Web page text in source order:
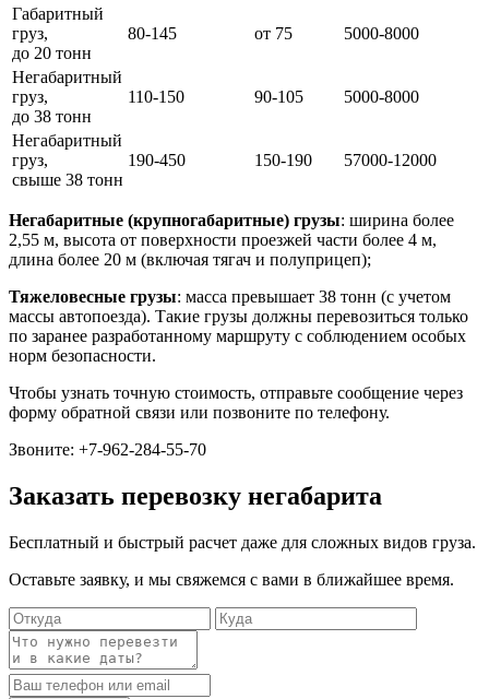
Габаритный
груз,
до 20 тонн
80-145 от 75 5000-8000
Негабаритный
груз,
до 38 тонн
110-150 90-105 5000-8000
Негабаритный
груз,
свыше 38 тонн
190-450 150-190 57000-12000
Негабаритные (крупногабаритные) грузы: ширина более
2,55 м, высота от поверхности проезжей части более 4 м,
длина более 20 м (включая тягач и полуприцеп);
Тяжеловесные грузы: масса превышает 38 тонн (с учетом
массы автопоезда). Такие грузы должны перевозиться только
по заранее разработанному маршруту с соблюдением особых
норм безопасности.
Чтобы узнать точную стоимость, отправьте сообщение через
форму обратной связи или позвоните по телефону.
Звоните: +7-962-284-55-70
Заказать перевозку негабарита
Бесплатный и быстрый расчет даже для сложных видов груза.
Оставьте заявку, и мы свяжемся с вами в ближайшее время.